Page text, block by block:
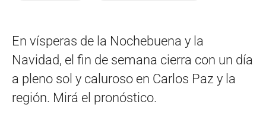
En vísperas de la Nochebuena y la
Navidad, el fin de semana cierra con un día
a pleno sol y caluroso en Carlos Paz y la
región. Mirá el pronóstico.